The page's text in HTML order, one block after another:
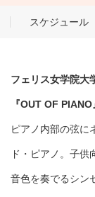
スケジュール
フェリス女学院大
『OUT OF PIANO
ピアノ内部の弦に
ド・ピアノ。子
音色を奏でるシン